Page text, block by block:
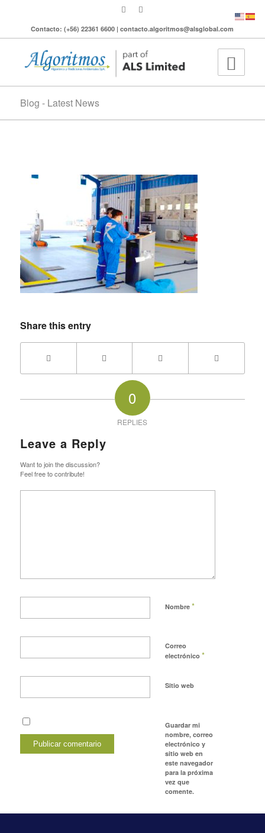
Contacto: (+56) 22361 6600 | contacto.algoritmos@alsglobal.com
Blog - Latest News
Share this entry
0
REPLIES
Leave a Reply
Want to join the discussion?
Feel free to contribute!
Nombre *
Correo
electrónico *
Sitio web
Guardar mi
nombre, correo
electrónico y
sitio web en
este navegador
para la próxima
vez que
comente.